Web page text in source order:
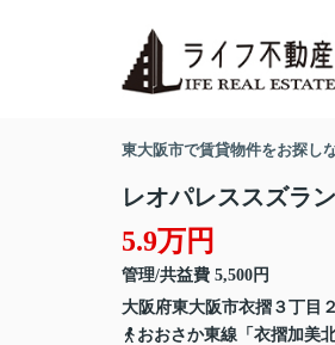
東大阪市で賃貸物件をお探し
レオパレススズラン
5.9万円
管理/共益費 5,500円
大阪府東大阪市衣摺 ３丁目
おおさか東線「衣摺加美